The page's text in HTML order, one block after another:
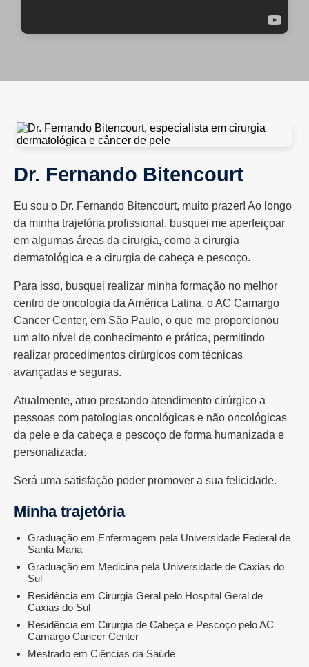
Dr. Fernando Bitencourt
Eu sou o Dr. Fernando Bitencourt, muito prazer! Ao longo
da minha trajetória profissional, busquei me aperfeiçoar
em algumas áreas da cirurgia, como a cirurgia
dermatológica e a cirurgia de cabeça e pescoço.
Para isso, busquei realizar minha formação no melhor
centro de oncologia da América Latina, o AC Camargo
Cancer Center, em São Paulo, o que me proporcionou
um alto nível de conhecimento e prática, permitindo
realizar procedimentos cirúrgicos com técnicas
avançadas e seguras.
Atualmente, atuo prestando atendimento cirúrgico a
pessoas com patologias oncológicas e não oncológicas
da pele e da cabeça e pescoço de forma humanizada e
personalizada.
Será uma satisfação poder promover a sua felicidade.
Minha trajetória
Graduação em Enfermagem pela Universidade Federal de
Santa Maria
Graduação em Medicina pela Universidade de Caxias do
Sul
Residência em Cirurgia Geral pelo Hospital Geral de
Caxias do Sul
Residência em Cirurgia de Cabeça e Pescoço pelo AC
Camargo Cancer Center
Mestrado em Ciências da Saúde